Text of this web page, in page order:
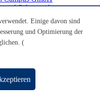
und Schutzrechte
der Universität Bremen
an der Universität Bremen
und Schüler
Einige davon sind
und Optimierung der
(